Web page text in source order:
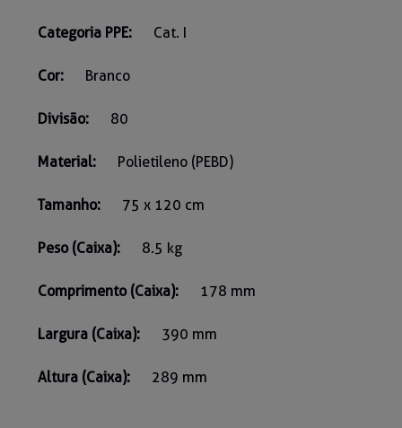
Categoria PPE: Cat. I
Cor: Branco
Divisão: 80
Material: Polietileno (PEBD)
Tamanho: 75 x 120 cm
Peso (Caixa): 8.5 kg
Comprimento (Caixa): 178 mm
Largura (Caixa): 390 mm
Altura (Caixa): 289 mm